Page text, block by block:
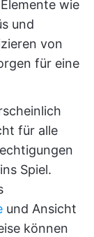
wie
und
von
für eine
für alle
Spiel.
und Ansicht
können